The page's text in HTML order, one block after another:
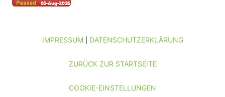
IMPRESSUM| DATENSCHUTZERKLÄRUNG
ZURÜCK ZUR STARTSEITE
COOKIE-EINSTELLUNGEN